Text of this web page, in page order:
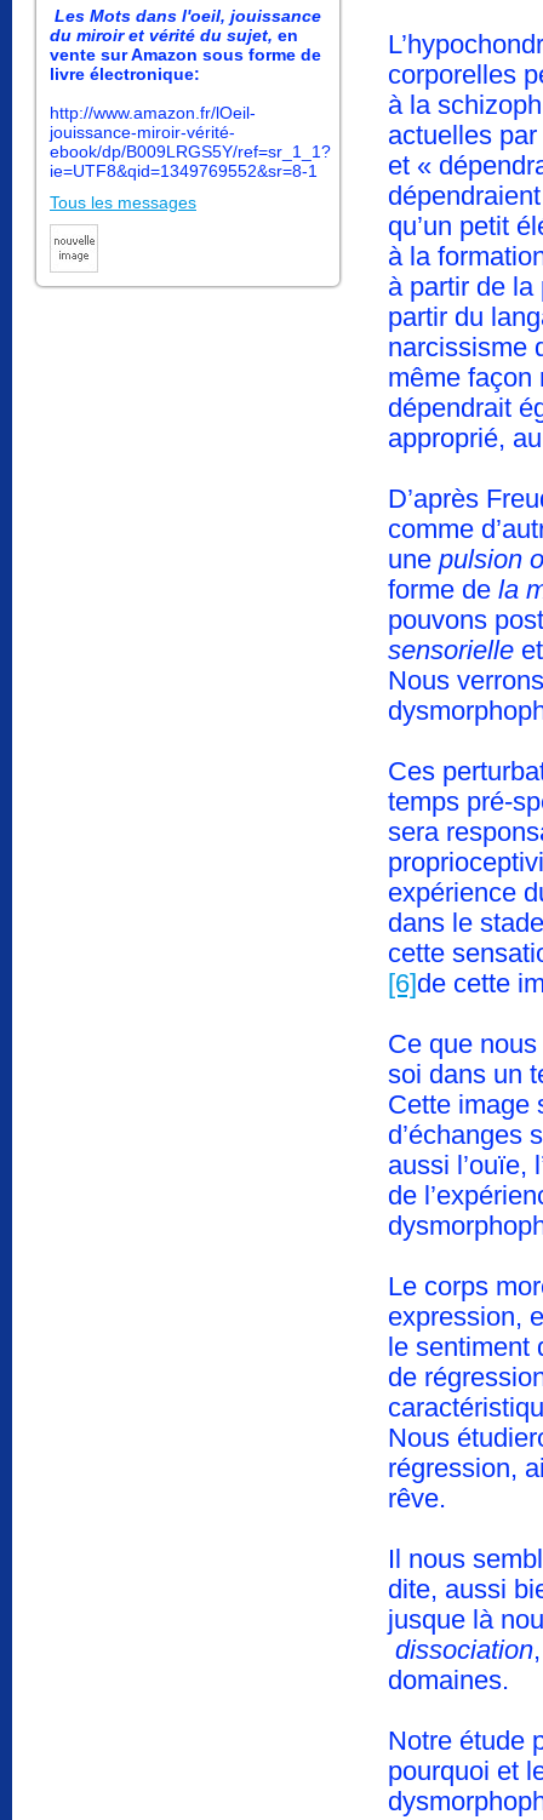
Les Mots dans l'oeil, jouissance
du miroir et vérité du sujet, en
vente sur Amazon sous forme de
livre électronique:
http://www.amazon.fr/lOeil-
jouissance-miroir-vérité-
ebook/dp/B009LRGS5Y/ref=sr_1_1?
ie=UTF8&qid=1349769552&sr=8-1
Tous les messages
corporelles
à la
actuelles
et «
qu’un petit
à la
à partir de la
partir du
narcissisme
même façon
dépendrait
approprié,
D’après
comme
une pulsion
forme de la
pouvons
sensorielle
Nous
Ces
temps pré-
sera
expérience
dans le
cette
[6]de cette
Ce que
soi dans un
Cette image
d’échanges
aussi l’ouïe,
de
Le corps
expression,
le sentiment
de
Nous
régression,
rêve.
Il nous
dite, aussi
jusque là
dissociation
domaines.
Notre étude
pourquoi et